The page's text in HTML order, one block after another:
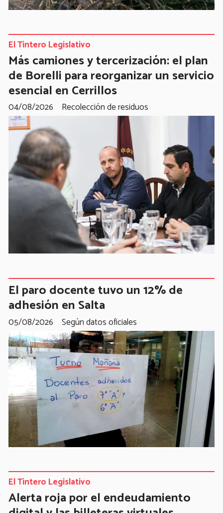
Más camiones y tercerización: el plan
de Borelli para reorganizar un servicio
esencial en Cerrillos
Recolección de residuos
El Tintero Legislativo
04/08/2026
El paro docente tuvo un 12% de
adhesión en Salta
Según datos oficiales
05/08/2026
Alerta roja por el endeudamiento
El Tintero Legislativo